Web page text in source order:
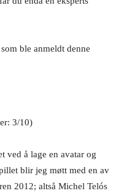
ble anmeldt denne
3/10)
ved å lage en avatar og
blir jeg møtt med en av
2012; altså Michel Telós